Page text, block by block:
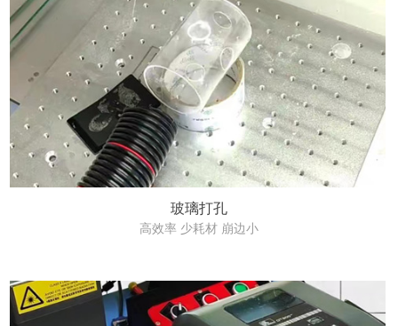
玻璃打孔
高效率 少耗材 崩边小